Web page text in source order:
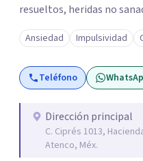
resueltos, heridas no
Ansiedad Impulsividad
Teléfono
Dirección principal
C. Ciprés 1013,
Atenco, Méx.